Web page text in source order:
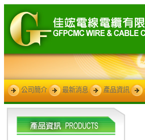
公司簡介 最新消息 產品資訊